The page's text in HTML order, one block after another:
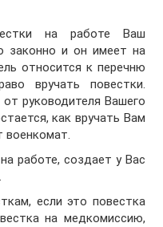
на работе Ваш
законно и он имеет на
относится к перечню
вручать повестки.
руководителя Вашего
как вручать Вам
военкомат.
работе, создает у Вас
если это повестка
на медкомиссию,